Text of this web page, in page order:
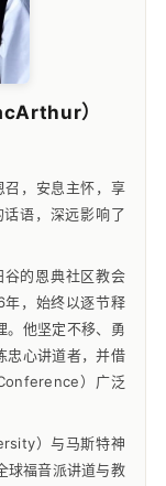
）
召，安息主怀，享
语，深远影响了
的恩典社区教会
，始终以逐节释
。他坚定不移、勇
忠心讲道者，并借
）广泛
）与马斯特神
福音派讲道与教